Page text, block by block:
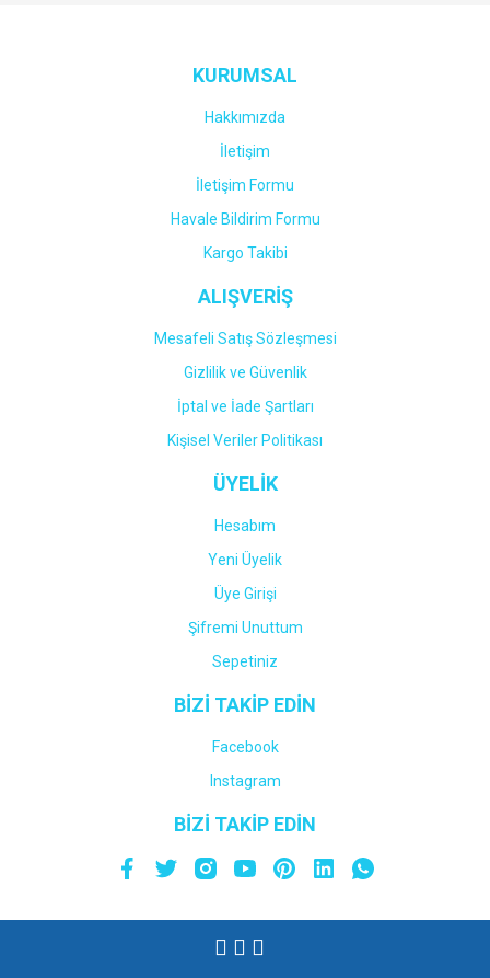
KURUMSAL
Hakkımızda
İletişim
İletişim Formu
Havale Bildirim Formu
Kargo Takibi
ALIŞVERİŞ
Mesafeli Satış Sözleşmesi
Gizlilik ve Güvenlik
İptal ve İade Şartları
Kişisel Veriler Politikası
ÜYELİK
Hesabım
Yeni Üyelik
Üye Girişi
Şifremi Unuttum
Sepetiniz
BİZİ TAKİP EDİN
Facebook
Instagram
BİZİ TAKİP EDİN